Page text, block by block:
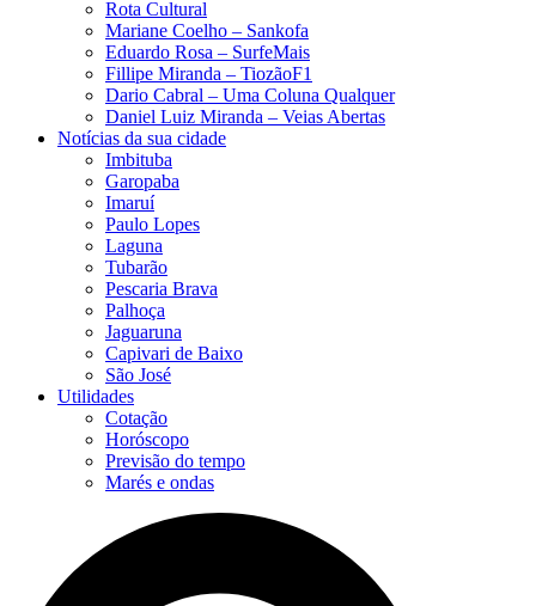
Rota Cultural
Mariane Coelho – Sankofa
Eduardo Rosa​ – SurfeMais
Fillipe Miranda – TiozãoF1
Dario Cabral – Uma Coluna Qualquer
Daniel Luiz Miranda – Veias Abertas
Notícias da sua cidade
Imbituba
Garopaba
Imaruí
Paulo Lopes
Laguna
Tubarão
Pescaria Brava
Palhoça
Jaguaruna
Capivari de Baixo
São José
Utilidades
Cotação
Horóscopo
Previsão do tempo
Marés e ondas